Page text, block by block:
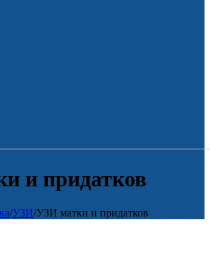
и придатков
/УЗИ/УЗИ матки и придатков